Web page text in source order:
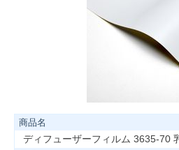
商品名
ディフューザーフィルム 3635-70